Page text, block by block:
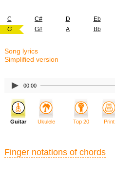
C C# D Eb
G
G# A Bb
Song lyrics
Simplified version
00:00
Guitar Ukulele Top 20 Print
Finger notations of chords